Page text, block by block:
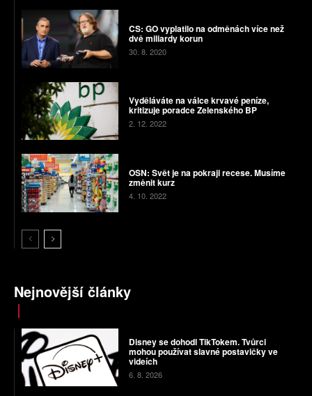
CS: GO vyplatilo na odměnách více než
dvě miliardy korun
30. 8. 2020
Vyděláváte na válce krvavé peníze,
kritizuje poradce Zelenského BP
2. 12. 2022
OSN: Svět je na pokraji recese. Musíme
změnit kurz
4. 10. 2022
Nejnovější články
Disney se dohodl TikTokem. Tvůrci
mohou používat slavné postavičky ve
videích
6. 8. 2026